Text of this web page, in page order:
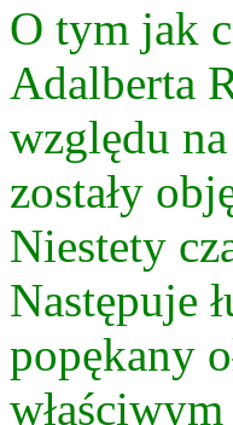
O tym jak
Adalberta
względu
zostały
Niestety
Następuje
popękany